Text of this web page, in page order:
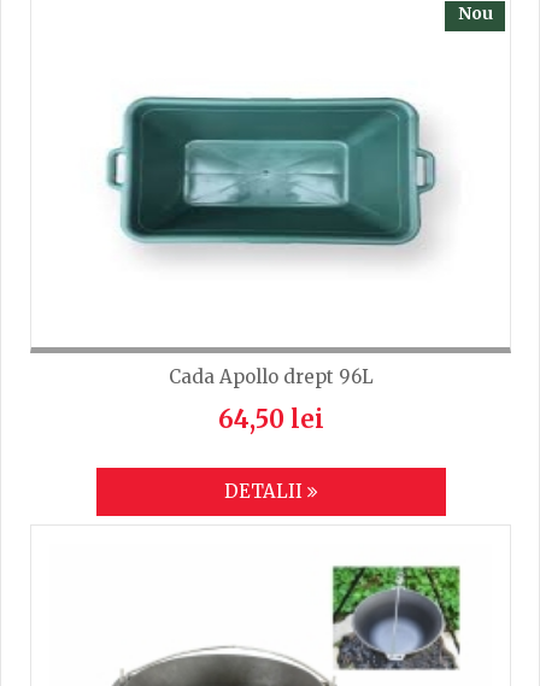
Nou
Cada Apollo drept 96L
64,50 lei
DETALII